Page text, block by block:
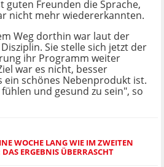
guten Freunden die Sprache,
nicht mehr wiedererkannten.
Weg dorthin war laut der
Sie stelle sich jetzt der
ihr Programm weiter
war es nicht, besser
ein schönes Nebenprodukt ist.
und gesund zu sein", so
WOCHE LANG WIE IM ZWEITEN
ERGEBNIS ÜBERRASCHT